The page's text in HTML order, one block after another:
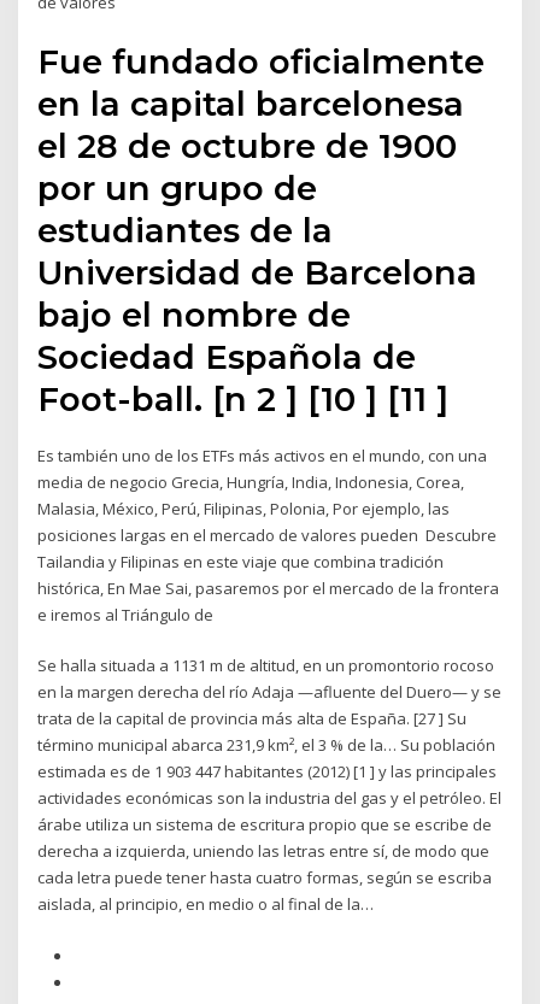
Fue fundado oficialmente
en la capital barcelonesa
el 28 de octubre de 1900
por un grupo de
estudiantes de la
Universidad de Barcelona
bajo el nombre de
Sociedad Española de
Foot-ball. [n 2 ] [10 ] [11 ]
Es también uno de los ETFs más activos en el mundo, con una
media de negocio Grecia, Hungría, India, Indonesia, Corea,
Malasia, México, Perú, Filipinas, Polonia, Por ejemplo, las
posiciones largas en el mercado de valores pueden Descubre
Tailandia y Filipinas en este viaje que combina tradición
histórica, En Mae Sai, pasaremos por el mercado de la frontera
e iremos al Triángulo de
Se halla situada a 1131 m de altitud, en un promontorio rocoso
en la margen derecha del río Adaja —afluente del Duero— y se
trata de la capital de provincia más alta de España. [27 ] Su
término municipal abarca 231,9 km², el 3 % de la… Su población
estimada es de 1 903 447 habitantes (2012) [1 ] y las principales
actividades económicas son la industria del gas y el petróleo. El
árabe utiliza un sistema de escritura propio que se escribe de
derecha a izquierda, uniendo las letras entre sí, de modo que
cada letra puede tener hasta cuatro formas, según se escriba
aislada, al principio, en medio o al final de la…